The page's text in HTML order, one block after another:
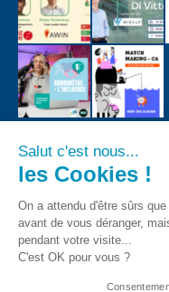
Salut c'est nous...
les Cookies !
On a attendu d'être sûrs
avant de vous déranger,
pendant votre visite...
C'est OK pour vous ?